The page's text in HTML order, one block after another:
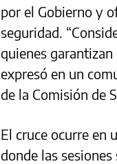
por el Gobierno y
seguridad.
quienes
expresó en un
de la Comisión de
El cruce ocurre en
donde las